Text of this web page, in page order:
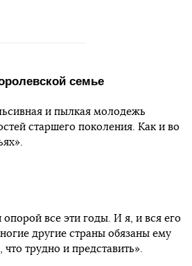
семье
и пылкая молодежь
старшего поколения. Как и во
все эти годы. И я, и вся его
другие страны обязаны ему
трудно и представить».